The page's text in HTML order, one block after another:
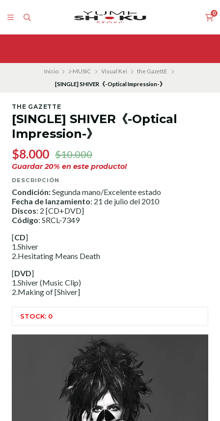
0
Inicio J-MUSIC Visual Kei
the GazettE
[SINGLE] SHIVER《-Optical Impression-》
THE GAZETTE
[SINGLE] SHIVER《-Optical
Impression-》
$8.000 $10.000
Guardar20% en este producto!
DESCRIPCIÓN
Condición:Segunda mano/Excelente estado
Fecha de lanzamiento: 21 de julio del 2010
Discos: 2 [CD+DVD]
Código: SRCL-7349
[CD]
1.Shiver
2.Hesitating Means Death
[DVD]
1.Shiver (Music Clip)
2.Making of [Shiver]
STOCK: 0